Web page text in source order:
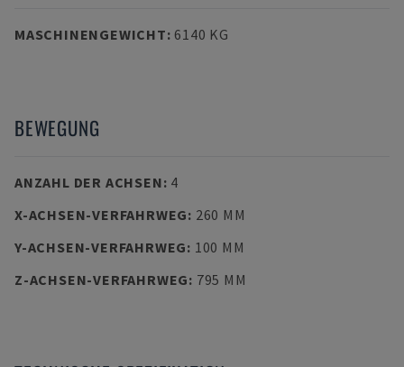
MASCHINENGEWICHT: 6140 KG
BEWEGUNG
ANZAHL DER ACHSEN: 4
X-ACHSEN-VERFAHRWEG: 260 MM
Y-ACHSEN-VERFAHRWEG: 100 MM
Z-ACHSEN-VERFAHRWEG: 795 MM